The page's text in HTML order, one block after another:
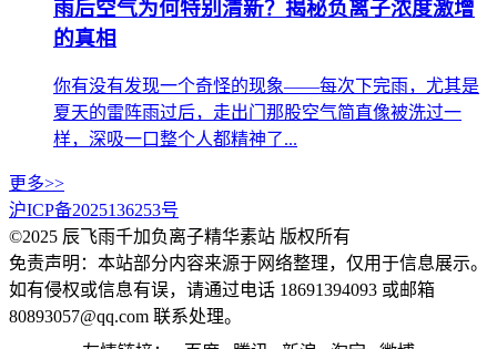
雨后空气为何特别清新？揭秘负离子浓度激增
的真相
你有没有发现一个奇怪的现象——每次下完雨，尤其是
夏天的雷阵雨过后，走出门那股空气简直像被洗过一
样，深吸一口整个人都精神了...
更多>>
沪ICP备2025136253号
©2025 辰飞雨千加负离子精华素站 版权所有
免责声明：本站部分内容来源于网络整理，仅用于信息展示。
如有侵权或信息有误，请通过电话 18691394093 或邮箱
80893057@qq.com 联系处理。